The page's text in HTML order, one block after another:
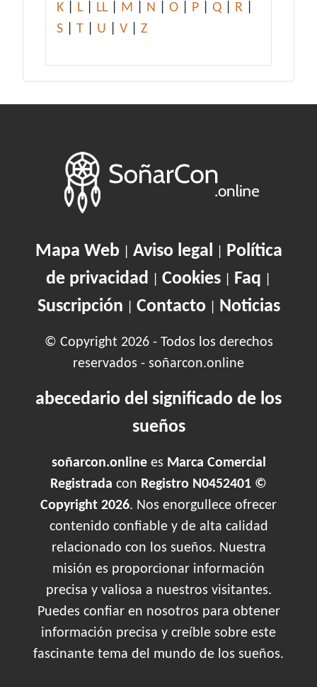
K
L LL M N O P Q R
S
T U V Z
Mapa Web| Aviso legal
Política
de privacidad
Cookies Faq
Suscripción Contacto| Noticias
© Copyright 2026 - Todos los derechos
reservados - soñarcon.online
abecedario del significado de los
sueños
soñarcon.onlinees Marca Comercial
Registrada con Registro N0452401 ©
Copyright 2026. Nos enorgullece ofrecer
contenido confiable y de alta calidad
relacionado con los sueños. Nuestra
misión es proporcionar información
precisa y valiosa a nuestros visitantes.
Puedes confiar en nosotros para obtener
información precisa y creíble sobre este
fascinante tema del mundo de los sueños.